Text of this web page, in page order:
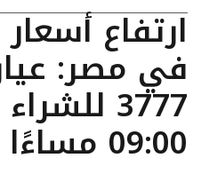
ارتفاع
3777
09:00 مساءًا